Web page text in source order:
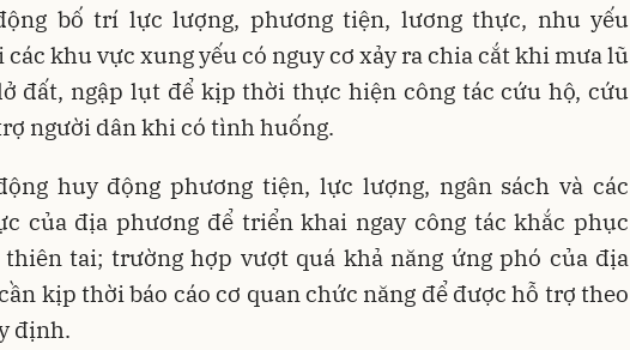
bố trí lực lượng, phương tiện, lương thực, nhu yếu
các khu vực xung yếu có nguy cơ xảy ra chia cắt khi mưa lũ
đất, ngập lụt để kịp thời thực hiện công tác cứu hộ, cứu
người dân khi có tình huống.
huy động phương tiện, lực lượng, ngân sách và các
của địa phương để triển khai ngay công tác khắc phục
thiên tai; trường hợp vượt quá khả năng ứng phó của địa
kịp thời báo cáo cơ quan chức năng để được hỗ trợ theo
định.